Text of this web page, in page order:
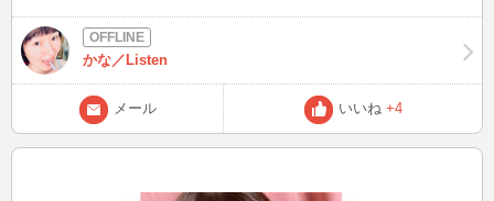
すいです」 タローマン？？ なんだそれは？？？ と興味を持ったわけ
です（笑） なんだこれは！？ 中毒性のあるOPで、じわじわ来るwww
ニンテンドウ64用ソフト『がんばれゴエモン ～ネオ桃山幕府のおど
り～』の挿入歌、おれはインパクト(歌:水木一郎)思い出した(#^.^#) 基
本的にはオムニバス形式で、サクサク見れるのは良いですね^^ なん
で！？ww と突っ込みたくなる作品で、アニメで言うとチャージマン
かな／Listen
メール いいね +4